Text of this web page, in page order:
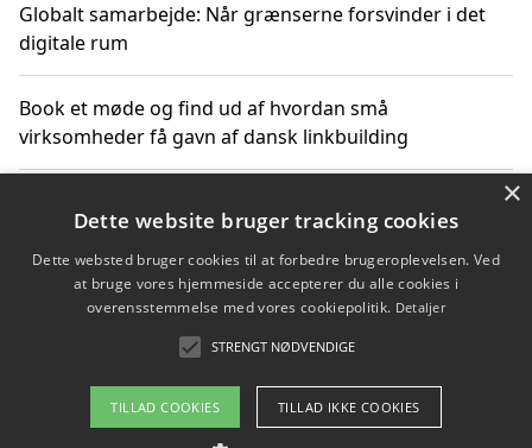
Globalt samarbejde: Når grænserne forsvinder i det
digitale rum
Book et møde og find ud af hvordan små
virksomheder få gavn af dansk linkbuilding
får du indgår et samarbejde
Hold et møde med en WordPress ekspert og vælg den
mest professionelle til at vedligeholde din løsning
Copyright 2026 - Pilanto Aps
×
Dette website bruger tracking cookies
Dette websted bruger cookies til at forbedre brugeroplevelsen. Ved
at bruge vores hjemmeside accepterer du alle cookies i
overensstemmelse med vores cookiepolitik. Detaljer
STRENGT NØDVENDIGE
TILLAD COOKIES TILLAD IKKE COOKIES